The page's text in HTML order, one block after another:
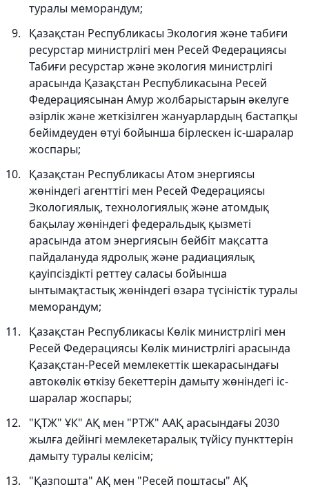
туралы меморандум;
Қазақстан Республикасы Экология және табиғи
ресурстар министрлігі мен Ресей Федерациясы
Табиғи ресурстар және экология министрлігі
арасында Қазақстан Республикасына Ресей
Федерациясынан Амур жолбарыстарын әкелуге
әзірлік және жеткізілген жануарлардың бастапқы
бейімдеуден өтуі бойынша бірлескен іс-шаралар
жоспары;
Қазақстан Республикасы Атом энергиясы
жөніндегі агенттігі мен Ресей Федерациясы
Экологиялық, технологиялық және атомдық
бақылау жөніндегі федеральдық қызметі
арасында атом энергиясын бейбіт мақсатта
пайдалануда ядролық және радиациялық
қауіпсіздікті реттеу саласы бойынша
ынтымақтастық жөніндегі өзара түсіністік туралы
меморандум;
Қазақстан Республикасы Көлік министрлігі мен
Ресей Федерациясы Көлік министрлігі арасында
Қазақстан-Ресей мемлекеттік шекарасындағы
автокөлік өткізу бекеттерін дамыту жөніндегі іс-
шаралар жоспары;
"ҚТЖ" ҰК" АҚ мен "РТЖ" ААҚ арасындағы 2030
жылға дейінгі мемлекетаралық түйісу пункттерін
дамыту туралы келісім;
"Қазпошта" АҚ мен "Ресей поштасы" АҚ